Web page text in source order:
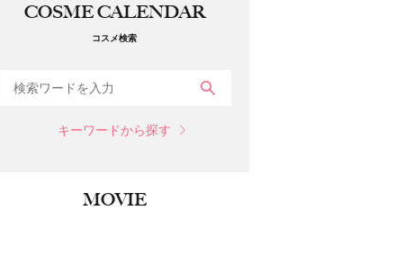
COSME CALENDAR
コスメ検索
キーワードから探す
MOVIE